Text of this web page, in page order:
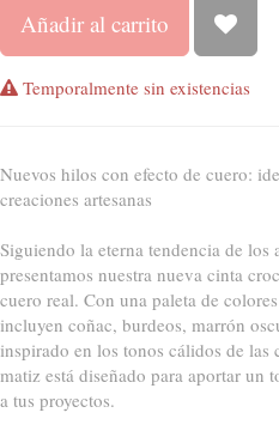
Añadir al carrito
Temporalmente sin existencias
Nuevos hilos con efecto de cuero:
creaciones artesanas
Siguiendo la eterna tendencia de los
presentamos nuestra nueva cinta
cuero real. Con una paleta de
incluyen coñac, burdeos, marrón
inspirado en los tonos cálidos de
matiz está diseñado para aportar un
a tus proyectos.